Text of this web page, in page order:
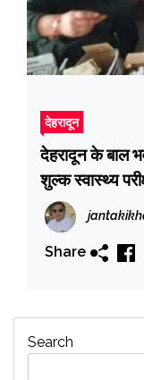
देहरादून
देहरादून के बाल
शुल्क स्वास्थ्य
Share
Search